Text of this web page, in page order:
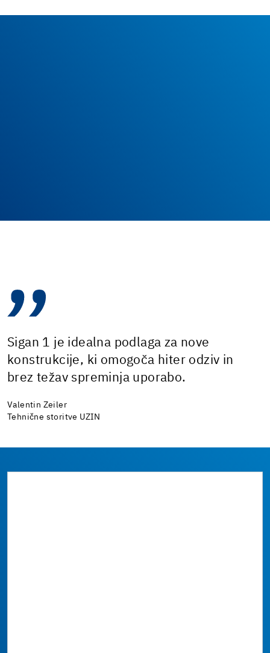
Sigan 1 je idealna podlaga za nove
konstrukcije, ki omogoča hiter odziv in
brez težav spreminja uporabo.
Valentin Zeiler
Tehnične storitve UZIN